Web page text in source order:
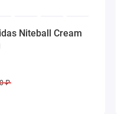
Niteball Cream
₽